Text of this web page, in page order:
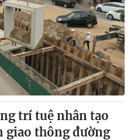
trí tuệ nhân tạo
giao thông đường